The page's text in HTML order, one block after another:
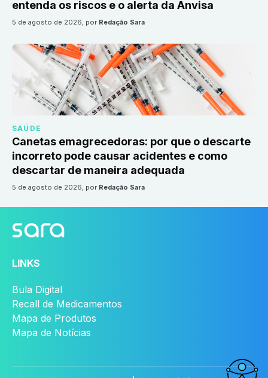
entenda os riscos e o alerta da Anvisa
5 de agosto de 2026, por Redação Sara
SAÚDE
Canetas emagrecedoras: por que o descarte
incorreto pode causar acidentes e como
descartar de maneira adequada
5 de agosto de 2026, por Redação Sara
LINKS
Bula Digital
Recall de Medicamentos
Mapa de Produtos
Mapa de Notícias